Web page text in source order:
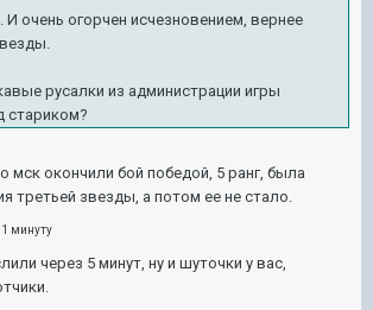
И очень огорчен исчезновением, вернее
русалки из администрации игры
стариком?
мск окончили бой победой, 5 ранг, была
третьей звезды, а потом ее не стало.
1 минуту
через 5 минут, ну и шуточки у вас,